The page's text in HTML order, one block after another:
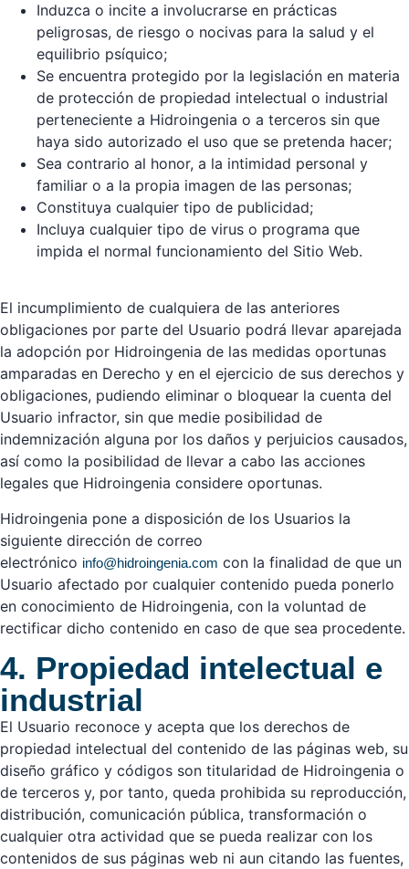
Induzca o incite a involucrarse en prácticas
peligrosas, de riesgo o nocivas para la salud y el
equilibrio psíquico;
Se encuentra protegido por la legislación en materia
de protección de propiedad intelectual o industrial
perteneciente a Hidroingenia o a terceros sin que
haya sido autorizado el uso que se pretenda hacer;
Sea contrario al honor, a la intimidad personal y
familiar o a la propia imagen de las personas;
Constituya cualquier tipo de publicidad;
Incluya cualquier tipo de virus o programa que
impida el normal funcionamiento del Sitio Web.
El incumplimiento de cualquiera de las anteriores
obligaciones por parte del Usuario podrá llevar aparejada
la adopción por Hidroingenia de las medidas oportunas
amparadas en Derecho y en el ejercicio de sus derechos y
obligaciones, pudiendo eliminar o bloquear la cuenta del
Usuario infractor, sin que medie posibilidad de
indemnización alguna por los daños y perjuicios causados,
así como la posibilidad de llevar a cabo las acciones
legales que Hidroingenia considere oportunas.
Hidroingenia pone a disposición de los Usuarios la
siguiente dirección de correo
electrónico info@hidroingenia.com con la finalidad de que un
Usuario afectado por cualquier contenido pueda ponerlo
en conocimiento de Hidroingenia, con la voluntad de
rectificar dicho contenido en caso de que sea procedente.
4. Propiedad intelectual e
industrial
El Usuario reconoce y acepta que los derechos de
propiedad intelectual del contenido de las páginas web, su
diseño gráfico y códigos son titularidad de Hidroingenia o
de terceros y, por tanto, queda prohibida su reproducción,
distribución, comunicación pública, transformación o
cualquier otra actividad que se pueda realizar con los
contenidos de sus páginas web ni aun citando las fuentes,